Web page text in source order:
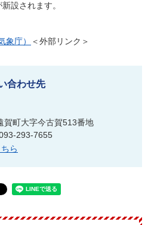
設されます。
象庁） ＜外部リンク＞
合わせ先
賀町大字今古賀513番地
293-7655
ら